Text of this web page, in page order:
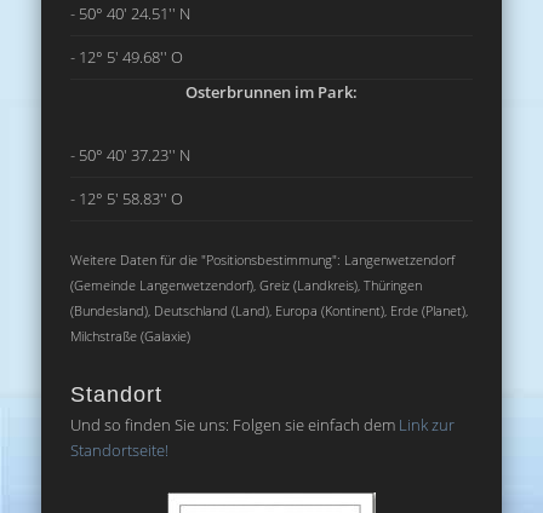
- 50° 40' 24.51'' N
- 12° 5' 49.68'' O
Osterbrunnen im Park:
- 50° 40' 37.23'' N
- 12° 5' 58.83'' O
Weitere Daten für die "Positionsbestimmung": Langenwetzendorf
(Gemeinde Langenwetzendorf), Greiz (Landkreis), Thüringen
(Bundesland), Deutschland (Land), Europa (Kontinent), Erde (Planet),
Milchstraße (Galaxie)
Standort
Und so finden Sie uns: Folgen sie einfach dem Link zur
Standortseite!